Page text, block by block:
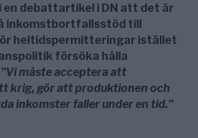
en debattartikel i DN att det är
inkomstbortfallsstöd till
heltidspermitteringar istället
försöka hålla
”Vi måste acceptera att
krig, gör att produktionen och
inkomster faller under en tid.”